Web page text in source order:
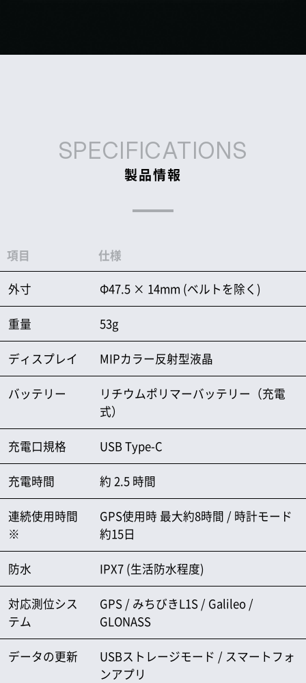
SPECIFICATIONS
製品情報​
項目 仕様
外寸 Φ47.5 × 14mm (ベルトを除く)
重量 53g
ディスプレイ MIPカラー反射型液晶
バッテリー
リチウムポリマーバッテリー（充電
式）
充電口規格 USB Type-C
充電時間 約 2.5 時間
連続使用時間
※
GPS使用時 最大約8時間 / 時計モード
約15日
防水 IPX7 (生活防水程度)
対応測位シス
テム
GPS / みちびきL1S / Galileo /
GLONASS
データの更新
USBストレージモード / スマートフォ
ンアプリ